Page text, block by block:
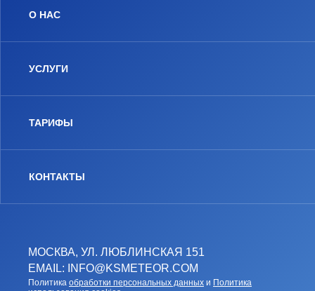
МОСКВА, УЛ. ЛЮБЛИНСКАЯ 151
EMAIL: INFO@KSMETEOR.COM
Политика обработки персональных данных и Политика
О НАС
УСЛУГИ
ТАРИФЫ
КОНТАКТЫ